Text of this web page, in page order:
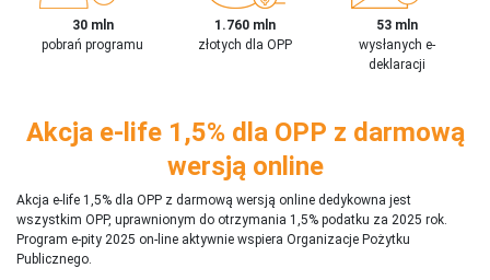
30 mln
pobrań programu
1.760 mln
złotych dla OPP
53 mln
wysłanych e-
deklaracji
Akcja e-life 1,5% dla OPP z darmową
wersją online
Akcja e-life 1,5% dla OPP z darmową wersją online dedykowna jest
wszystkim OPP, uprawnionym do otrzymania 1,5% podatku za 2025 rok.
Program e-pity 2025 on-line aktywnie wspiera Organizacje Pożytku
Publicznego.